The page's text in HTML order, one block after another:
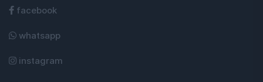
facebook
whatsapp
instagram